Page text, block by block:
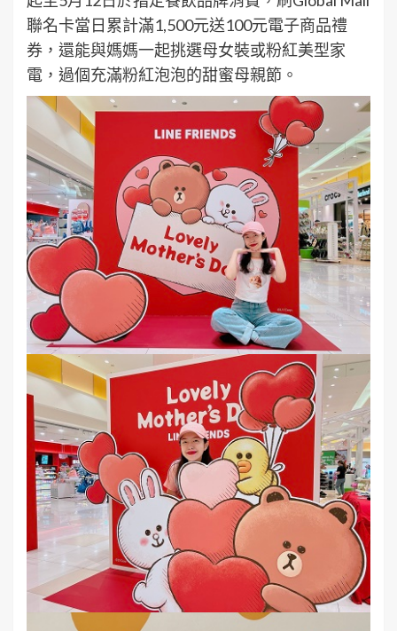
聯名卡當日累計滿1,500元送100元電子商品禮
券，還能與媽媽一起挑選母女裝或粉紅美型家
電，過個充滿粉紅泡泡的甜蜜母親節。